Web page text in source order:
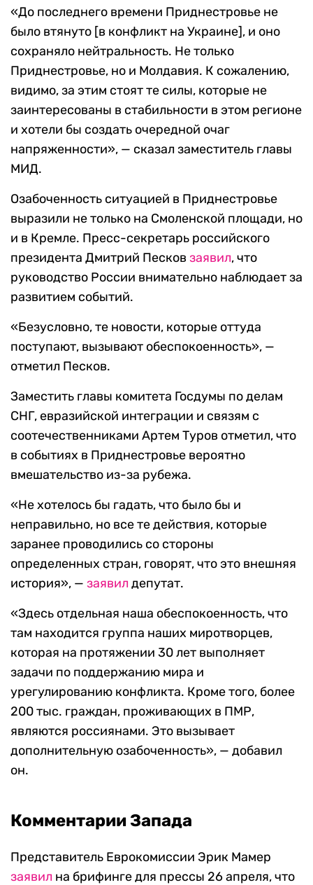
«До последнего времени Приднестровье не
было втянуто [в конфликт на Украине], и оно
сохраняло нейтральность. Не только
Приднестровье, но и Молдавия. К сожалению,
видимо, за этим стоят те силы, которые не
заинтересованы в стабильности в этом регионе
и хотели бы создать очередной очаг
напряженности», — сказал заместитель главы
МИД.
Озабоченность ситуацией в Приднестровье
выразили не только на Смоленской площади, но
и в Кремле. Пресс-секретарь российского
президента Дмитрий Песков заявил, что
руководство России внимательно наблюдает за
развитием событий.
«Безусловно, те новости, которые оттуда
поступают, вызывают обеспокоенность», —
отметил Песков.
Заместить главы комитета Госдумы по делам
СНГ, евразийской интеграции и связям с
соотечественниками Артем Туров отметил, что
в событиях в Приднестровье вероятно
вмешательство из-за рубежа.
«Не хотелось бы гадать, что было бы и
неправильно, но все те действия, которые
заранее проводились со стороны
определенных стран, говорят, что это внешняя
история», — заявил депутат.
«Здесь отдельная наша обеспокоенность, что
там находится группа наших миротворцев,
которая на протяжении 30 лет выполняет
задачи по поддержанию мира и
урегулированию конфликта. Кроме того, более
200 тыс. граждан, проживающих в ПМР,
являются россиянами. Это вызывает
дополнительную озабоченность», — добавил
он.
Комментарии Запада
Представитель Еврокомиссии Эрик Мамер
заявил на брифинге для прессы 26 апреля, что